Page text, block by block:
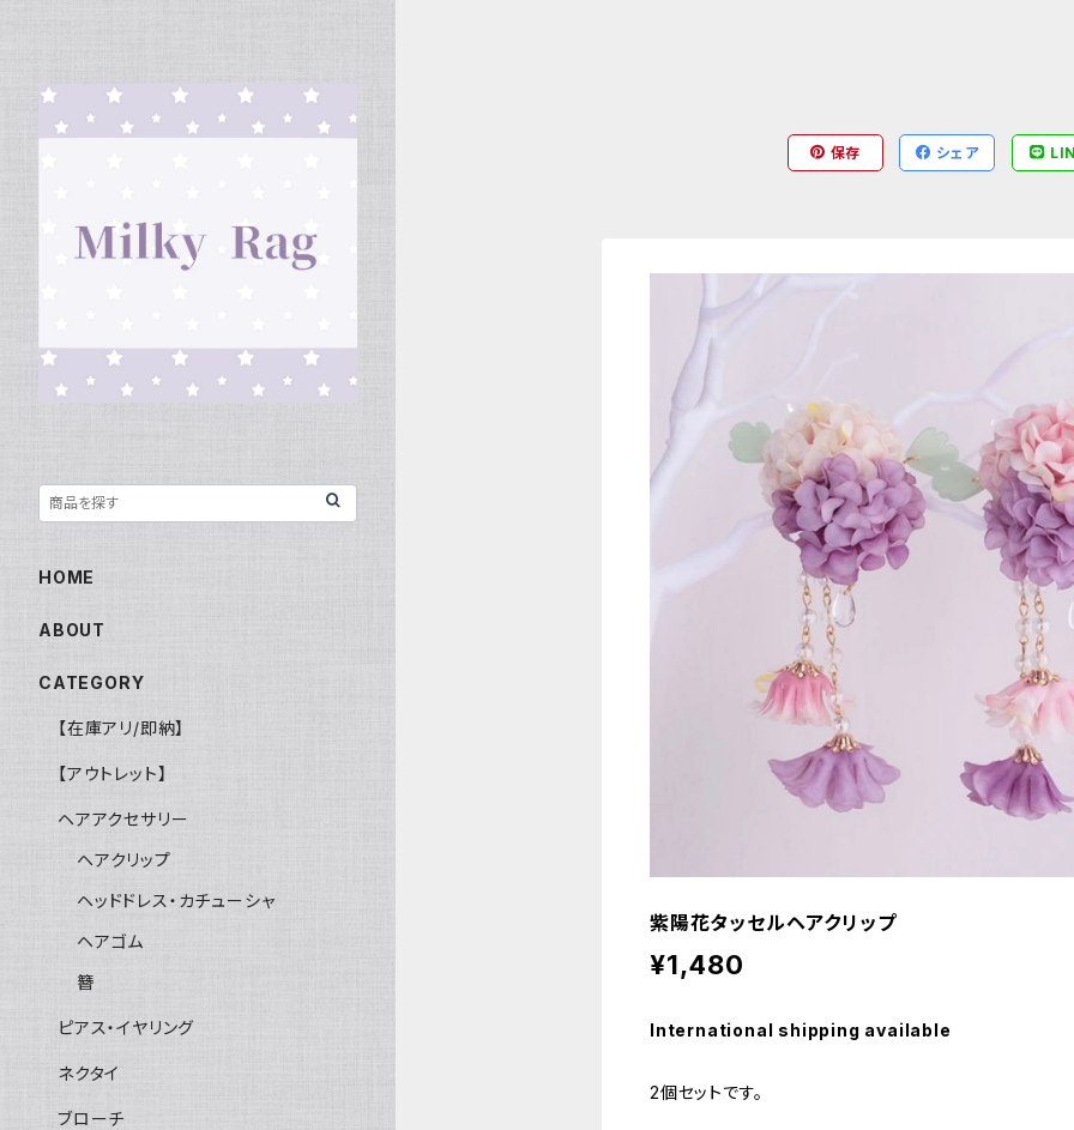
保存 シェア
紫陽花タッセルヘアクリップ
¥1,480
International shipping available
2個セットです。
HOME
ABOUT
CATEGORY
【在庫アリ/即納】
【アウトレット】
ヘアアクセサリー
ヘアクリップ
ヘッドドレス・カチューシャ
ヘアゴム
簪
ピアス・イヤリング
ネクタイ
ブローチ